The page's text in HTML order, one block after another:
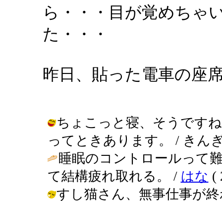
ら・・・目が覚めちゃ
た・・・
昨日、貼った電車の座
ちょこっと寝、そうです
ってときあります。 / きん
睡眠のコントロールって
て結構疲れ取れる。 / はな (
すし猫さん、無事仕事が